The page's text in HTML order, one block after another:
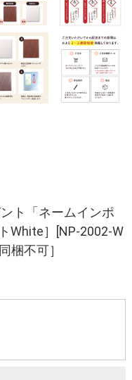
ト「ネームインポ
White］[NP-2002-W
梱不可］